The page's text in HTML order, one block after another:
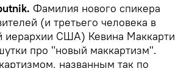
Фамилия нового спикера
(и третьего человека в
иерархии США) Кевина Маккарти
про "новый маккартизм".
названным так по